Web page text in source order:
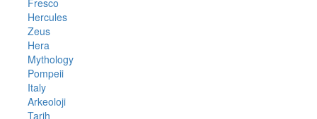
Fresco
Hercules
Zeus
Hera
Mythology
Pompeii
Italy
Arkeoloji
Tarih